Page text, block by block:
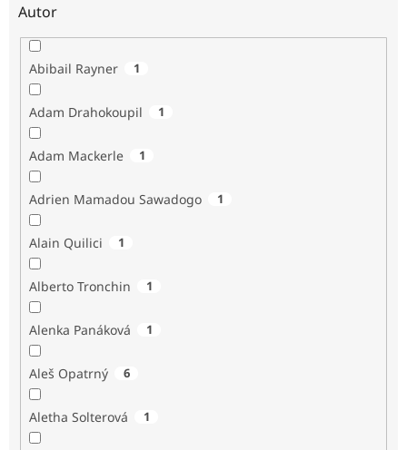
Autor
Abibail Rayner 1
Adam Drahokoupil 1
Adam Mackerle 1
Adrien Mamadou Sawadogo 1
Alain Quilici 1
Alberto Tronchin 1
Alenka Panáková 1
Aleš Opatrný 6
Aletha Solterová 1